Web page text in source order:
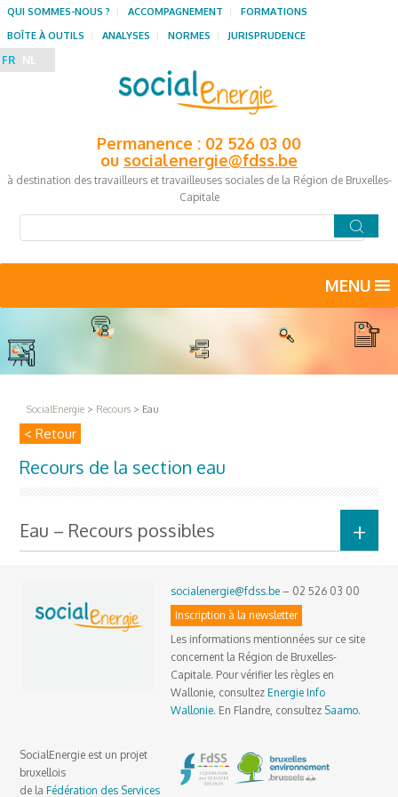
Permanence : 02 526 03 00
ou socialenergie@fdss.be
à destination des travailleurs et travailleuses sociales de la Région de Bruxelles-
Capitale
QUI SOMMES-NOUS ? ACCOMPAGNEMENT
FORMATIONS
BOÎTE À OUTILS
ANALYSES NORMES JURISPRUDENCE
FR NL
MENU
SocialEnergie > Recours > Eau
< Retour
Recours de la section eau
Eau – Recours possibles
socialenergie@fdss.be – 02 526 03 00
Inscription à la newsletter
Les informations mentionnées sur ce site
concernent la Région de Bruxelles-
Capitale. Pour vérifier les règles en
Wallonie, consultezEnergie Info
Wallonie. En Flandre, consultez Saamo.
SocialEnergie est un projet
bruxellois
de laFédération des Services